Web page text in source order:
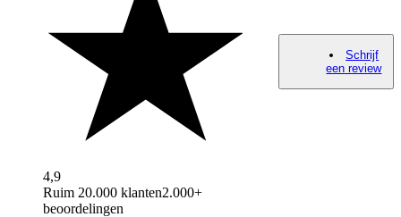
4,9
Ruim 20.000 klanten2.000+
beoordelingen
Schrijf
een review